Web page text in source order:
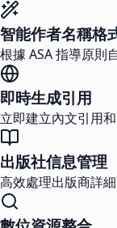
智能作者名稱格
根據 ASA 指導原則
即時生成引用
立即建立內文引用
出版社信息管理
高效處理出版商詳